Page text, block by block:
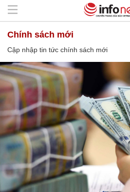
chính sách mới
Cập nhập tin tức chính sách mới